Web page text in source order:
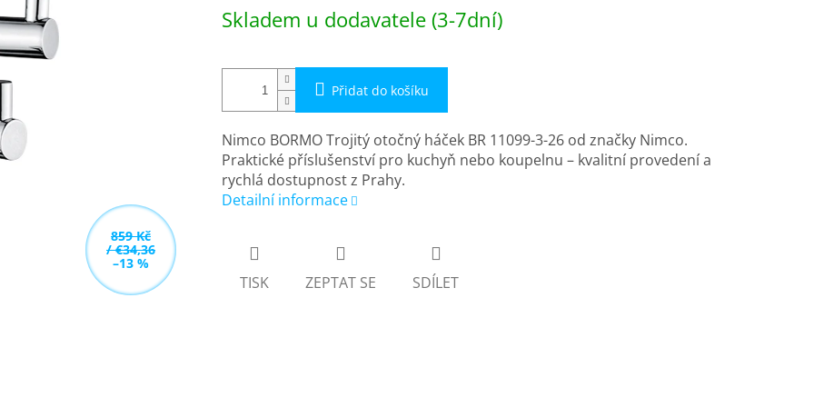
859 Kč
/ €34,36
–13 %
cena:
Skladem u dodavatele (3-7dní)
Přidat do košíku
Nimco BORMO Trojitý otočný háček BR 11099-3-26 od značky Nimco.
Praktické příslušenství pro kuchyň nebo koupelnu – kvalitní provedení a
rychlá dostupnost z Prahy.
Detailní informace
TISK ZEPTAT SE SDÍLET